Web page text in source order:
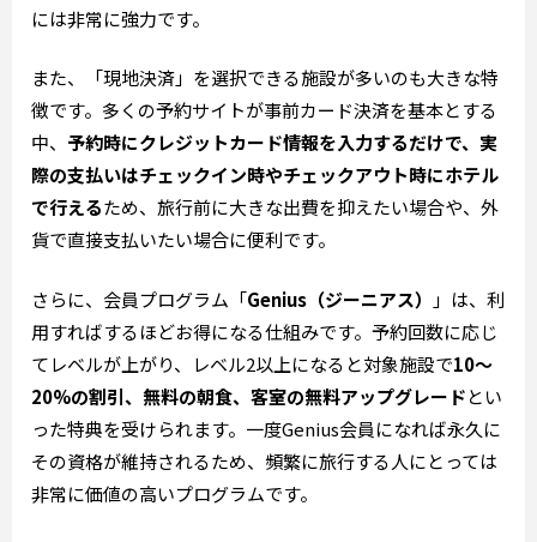
には非常に強力です。
また、「現地決済」を選択できる施設が多いのも大きな特
徴です。多くの予約サイトが事前カード決済を基本とする
中、 予約時にクレジットカード情報を入力するだけで、実
際の支払いはチェックイン時やチェックアウト時にホテル
で行えるため、旅行前に大きな出費を抑えたい場合や、外
貨で直接支払いたい場合に便利です。
さらに、会員プログラム「Genius（ジーニアス）
」は、利
用すればするほどお得になる仕組みです。予約回数に応じ
てレベルが上がり、レベル2以上になると対象施設で10〜
20%の割引、無料の朝食、客室の無料アップグレードとい
った特典を受けられます。一度Genius会員になれば永久に
その資格が維持されるため、頻繁に旅行する人にとっては
非常に価値の高いプログラムです。